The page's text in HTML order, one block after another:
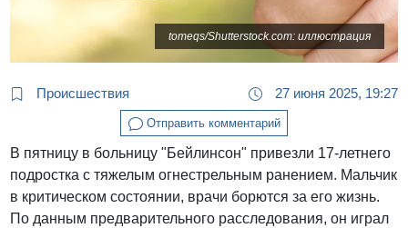
tomeqs/Shutterstock.com: иллюстрация
Происшествия 27 июня 2025, 19:27
Отправить комментарий
В пятницу в больницу "Бейлинсон" привезли 17-летнего
подростка с тяжелым огнестрельным ранением. Мальчик
в критическом состоянии, врачи борются за его жизнь.
По данным предварительного расследования, он играл